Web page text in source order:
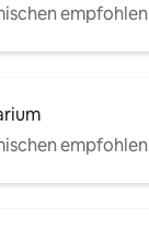
empfohlen
empfohlen